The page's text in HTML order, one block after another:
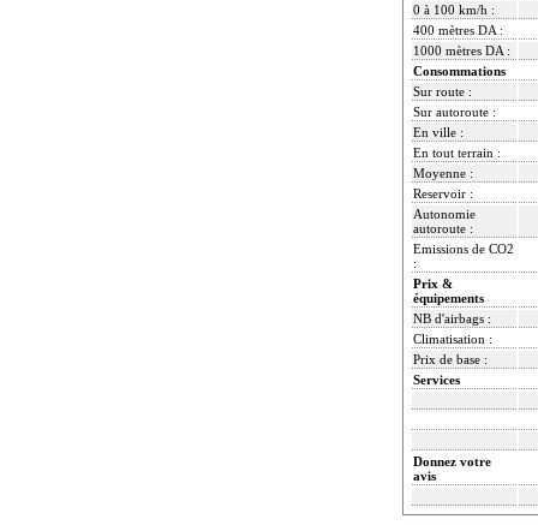
0 à 100 km/h :
400 mètres DA :
1000 mètres DA :
Consommations
Sur route :
Sur autoroute :
En ville :
En tout terrain :
Moyenne :
Reservoir :
Autonomie
autoroute :
Emissions de CO2
:
Prix &
équipements
NB d'airbags :
Climatisation :
Prix de base :
Services
Donnez votre
avis